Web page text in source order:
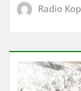
Radio